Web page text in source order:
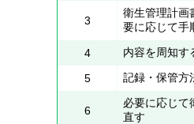
3
衛生管理計
要に応じて手
4 内容を周知す
5 記録・保管方
6
必要に応じて
直す